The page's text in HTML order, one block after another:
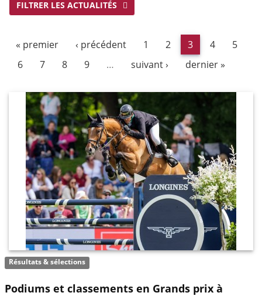
FILTRER LES ACTUALITÉS
« premier ‹ précédent 1 2 3 4
5
6
7 8 9 … suivant › dernier »
Résultats & sélections
Podiums et classements en Grands prix à